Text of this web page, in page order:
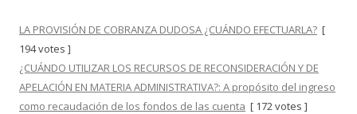
LA PROVISIÓN DE COBRANZA DUDOSA ¿CUÁNDO EFECTUARLA? [
194 votes ]
¿CUÁNDO UTILIZAR LOS RECURSOS DE RECONSIDERACIÓN Y DE
APELACIÓN EN MATERIA ADMINISTRATIVA?: A propósito del ingreso
como recaudación de los fondos de las cuenta [ 172 votes ]